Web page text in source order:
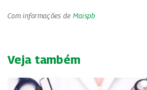
Com informações de Maispb
Veja também